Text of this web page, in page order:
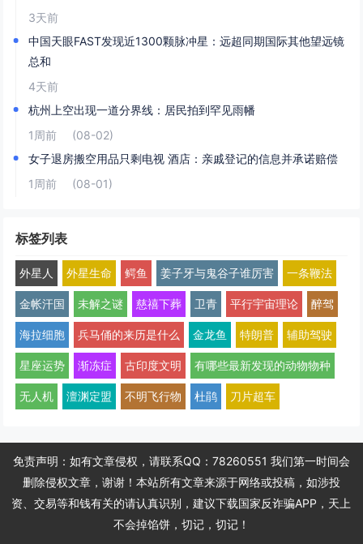
3天前
中国天眼FAST发现近1300颗脉冲星：远超同期国际其他望远镜
总和
4天前
杭州上空出现一道分界线：居民拍到罕见雨幡
1周前
(08-02)
女子退房搬空用品只剩电视 酒店：亲戚登记的信息并承诺赔偿
1周前
(08-01)
标签列表
外星人 外星生命 鳄鱼 姜子牙与鬼谷子谁厉害 一条鞭法
金帐汗国 未解之谜 慈禧下葬 卫青 平行宇宙理论 醉驾
海拉细胞 兵马俑的来历是什么 金龙鱼 特朗普 辅助驾驶
星座运势 渐冻症 古印度文明 有哪些最新发现的动物物种
无人机 澶渊定盟 不明飞行物 杜鹃 刀片超车
免责声明：如有文章侵权，请联系QQ：78260551 我们第一时间会
删除侵权文章，谢谢！本站所有文章来源于网络或投稿，如涉投
资、交易等和钱有关的请认真识别，建议下载国家反诈骗APP，天上
不会掉馅饼，切记，切记！